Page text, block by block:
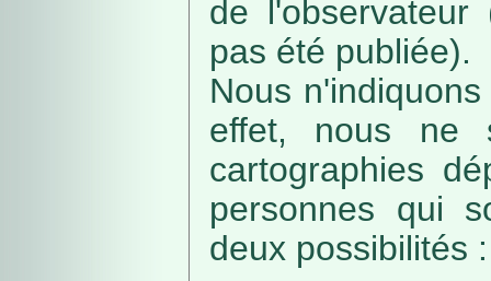
de
pas été publiée).
Nous
effet, nous ne
cartographies
personnes qui
deux possibilités :